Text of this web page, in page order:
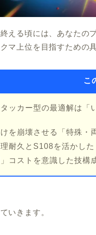
える頃には、あなたの
マ上位を目指すための
こ
ッカー型の最適解は「
を崩壊させる「特殊・
耐久とS108を活かし
」コストを意識した技
いきます。